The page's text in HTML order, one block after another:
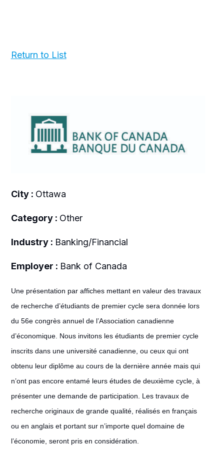
Return to List
City : Ottawa
Category : Other
Industry : Banking/Financial
Employer : Bank of Canada
Une présentation par affiches mettant en valeur des travaux
de recherche d’étudiants de premier cycle sera donnée lors
du 56e congrès annuel de l’Association canadienne
d’économique. Nous invitons les étudiants de premier cycle
inscrits dans une université canadienne, ou ceux qui ont
obtenu leur diplôme au cours de la dernière année mais qui
n’ont pas encore entamé leurs études de deuxième cycle, à
présenter une demande de participation. Les travaux de
recherche originaux de grande qualité, réalisés en français
ou en anglais et portant sur n’importe quel domaine de
l’économie, seront pris en considération.